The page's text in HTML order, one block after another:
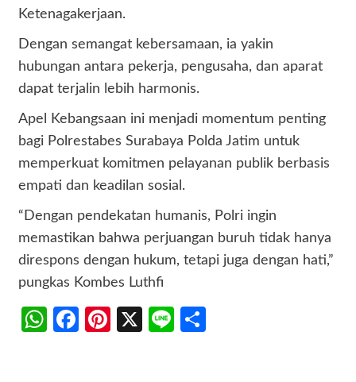
Ketenagakerjaan.
Dengan semangat kebersamaan, ia yakin
hubungan antara pekerja, pengusaha, dan aparat
dapat terjalin lebih harmonis.
Apel Kebangsaan ini menjadi momentum penting
bagi Polrestabes Surabaya Polda Jatim untuk
memperkuat komitmen pelayanan publik berbasis
empati dan keadilan sosial.
“Dengan pendekatan humanis, Polri ingin
memastikan bahwa perjuangan buruh tidak hanya
direspons dengan hukum, tetapi juga dengan hati,”
pungkas Kombes Luthfi
WhatsApp
Facebook
Pinterest
X Line